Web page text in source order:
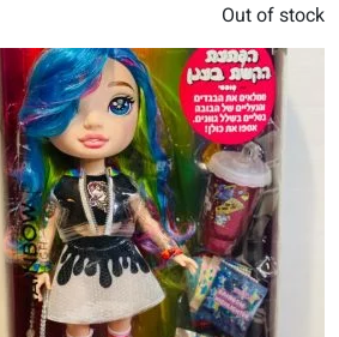
Out of stock